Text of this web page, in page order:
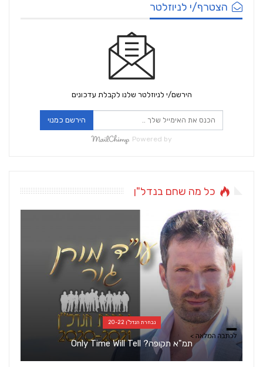
הצטרף/י לניוזלטר
הירשם/י לניוזלטר שלנו לקבלת עדכונים
הירשם כמנוי
Powered by
כל מה שחם בנדל"ן
נבחרת הנדל"ן 20-22
תמ"א תקופה? Only Time Will Tell